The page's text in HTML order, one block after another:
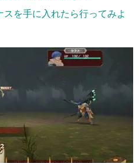
スを手に入れたら行ってみよ